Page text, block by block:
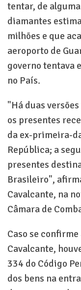
tentar, de
diamantes
milhões e que
aeroporto de
governo tentava
no País.
"Há duas
os presentes
da ex-primeira-
República; a
presentes
Brasileiro",
Cavalcante, na
Câmara de
Caso se
Cavalcante,
334 do Código
dos bens na